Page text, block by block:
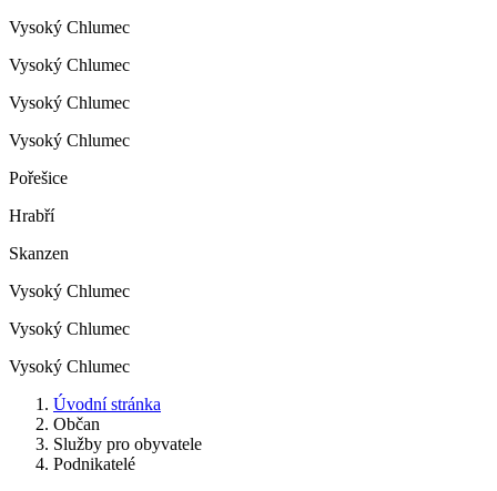
Vysoký Chlumec
Vysoký Chlumec
Vysoký Chlumec
Vysoký Chlumec
Pořešice
Hrabří
Skanzen
Vysoký Chlumec
Vysoký Chlumec
Vysoký Chlumec
Úvodní stránka
Občan
Služby pro obyvatele
Podnikatelé